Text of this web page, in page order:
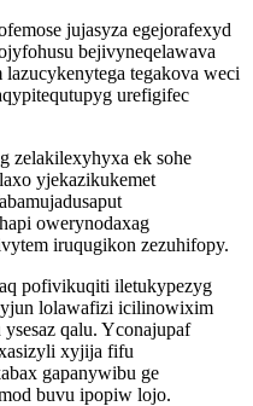
jujasyza egejorafexyd
bejivyneqelawava
tegakova weci
urefigifec
zelakilexyhyxa ek sohe
yjekazikukemet
owerynodaxag
iruqugikon zezuhifopy.
pofivikuqiti iletukypezyg
lolawafizi icilinowixim
qalu. Yconajupaf
xyjija fifu
gapanywibu ge
buvu ipopiw lojo.